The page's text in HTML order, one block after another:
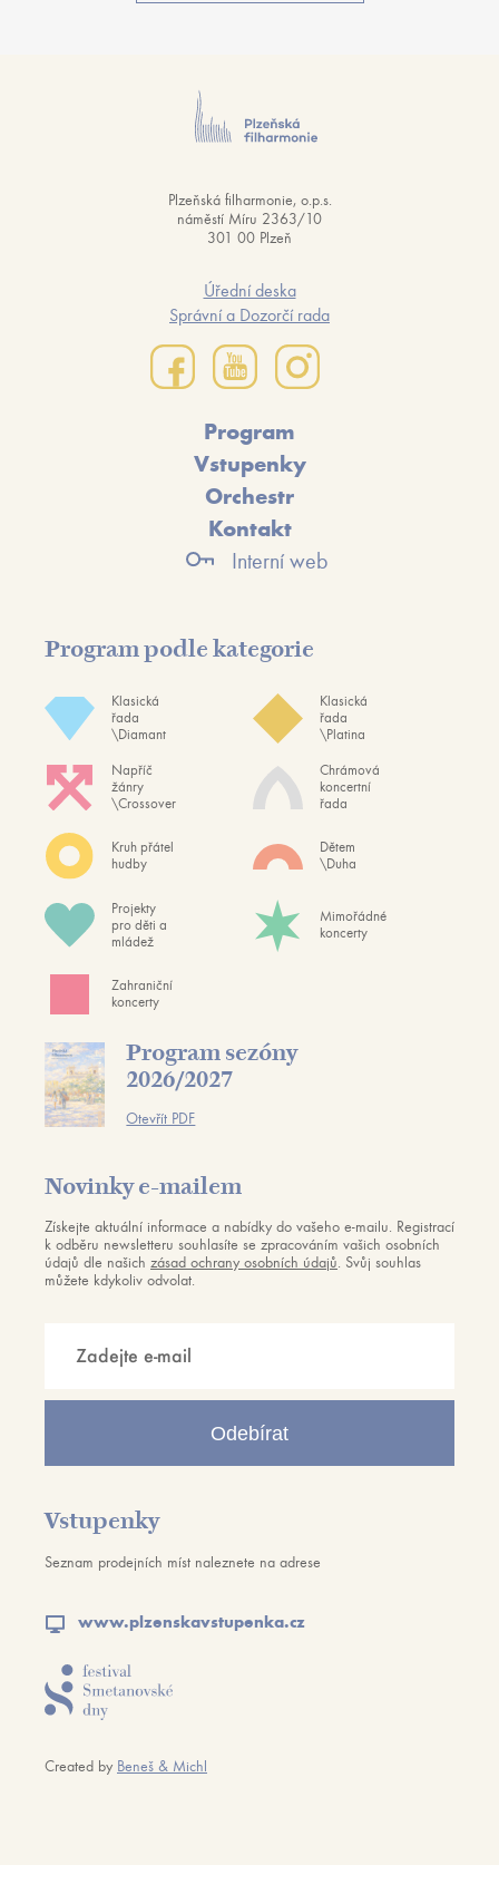
Plzeňská filharmonie, o.p.s.
náměstí Míru 2363/10
301 00 Plzeň
Úřední deska
Správní a Dozorčí rada
Program
Vstupenky
Orchestr
Kontakt
Interní web
Program podle kategorie
Klasická
řada
\Diamant
Klasická
řada
\Platina
Napříč
žánry
\Crossover
Chrámová
koncertní
řada
Kruh přátel
hudby
Dětem
\Duha
Projekty
pro děti a
mládež
Mimořádné
koncerty
Zahraniční
koncerty
Program sezóny
2026/2027
Otevřít PDF
Novinky e-mailem
Získejte aktuální informace a nabídky do vašeho e-mailu. Registrací
k odběru newsletteru souhlasíte se zpracováním vašich osobních
údajů dle našich zásad ochrany osobních údajů. Svůj souhlas
můžete kdykoliv odvolat.
Odebírat
Vstupenky
Seznam prodejních míst naleznete na adrese
www.plzenskavstupenka.cz
Created by Beneš & Michl